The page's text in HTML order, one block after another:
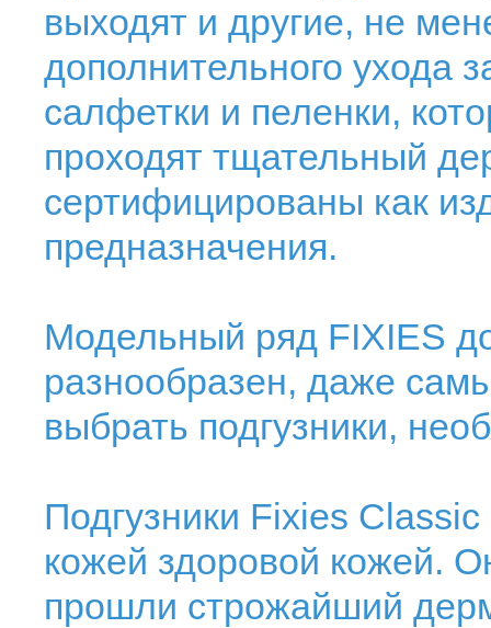
выходят и другие, не
дополнительного ухода
салфетки и пеленки,
проходят тщательный
сертифицированы как
предназначения.
Модельный ряд FIXIES
разнообразен, даже
выбрать подгузники,
Подгузники Fixies
кожей здоровой кожей.
прошли строжайший